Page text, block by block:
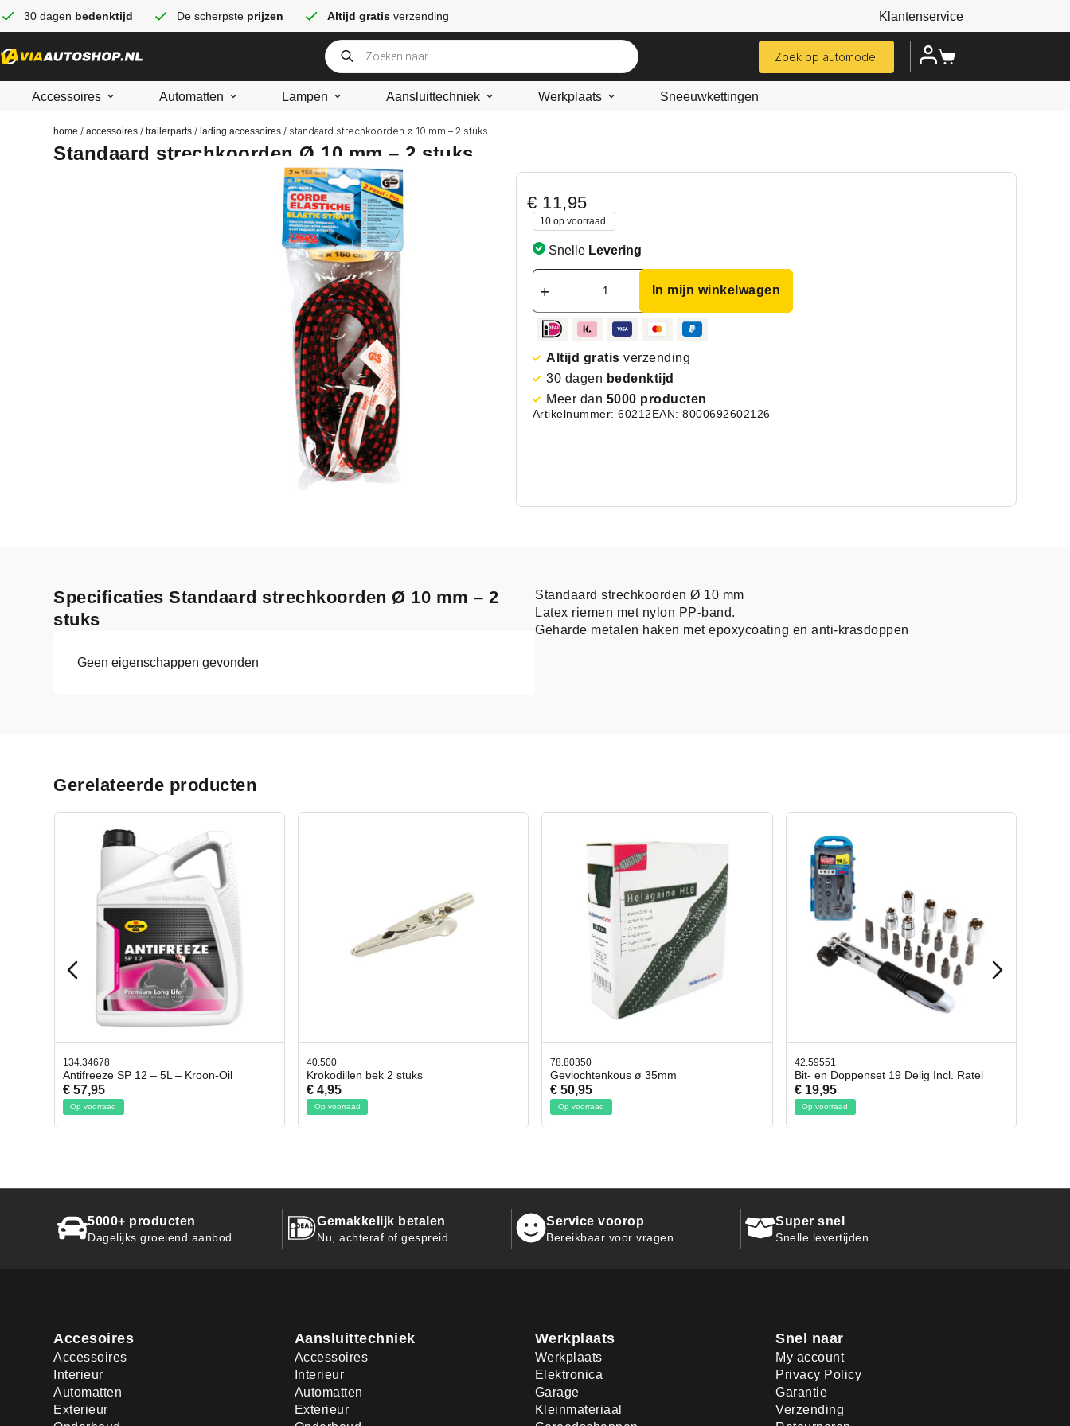
30 dagen bedenktijd De scherpste prijzen Altijd gratis verzending Klantenservice
Zoek op automodel
Accessoires Automatten Lampen Aansluittechniek Werkplaats Sneeuwkettingen
home /accessoires /trailerparts /lading accessoires / standaard strechkoorden ø 10 mm – 2 stuks
Standaard strechkoorden Ø 10 mm – 2 stuks
€11,95
10 op voorraad.
Snelle Levering
In mijn winkelwagen
Altijd gratis verzending
30 dagen bedenktijd
Meer dan 5000 producten
Artikelnummer: 60212EAN: 8000692602126
Specificaties Standaard strechkoorden Ø 10 mm – 2
stuks
Geen eigenschappen gevonden
Standaard strechkoorden Ø 10 mm
Latex riemen met nylon PP-band.
Geharde metalen haken met epoxycoating en anti-krasdoppen
Gerelateerde producten
40.500
Krokodillen bek 2 stuks
€ 4,95
Op voorraad
78.80350
Gevlochtenkous ø 35mm
€ 50,95
Op voorraad
42.59551
Bit- en Doppenset 19 Delig Incl. Ratel
€ 19,95
Op voorraad
42.65998
Afbreekmes 2 stuks
€ 10,95
Op voorraad
5000+ producten
Dagelijks groeiend aanbod
Gemakkelijk betalen
Nu, achteraf of gespreid
Service voorop
Bereikbaar voor vragen
Super snel
Snelle levertijden
Accesoires
Accessoires
Interieur
Automatten
Exterieur
Aansluittechniek
Accessoires
Interieur
Automatten
Exterieur
Werkplaats
Werkplaats
Elektronica
Garage
Kleinmateriaal
Snel naar
My account
Privacy Policy
Garantie
Verzending